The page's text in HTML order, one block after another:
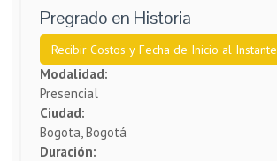
Pregrado en Historia
Recibir Costos y Fecha de Inicio al Instante
Modalidad:
Presencial
Ciudad:
Bogota, Bogotá
Duración: